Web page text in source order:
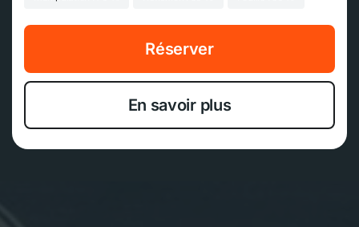
Réserver
En savoir plus